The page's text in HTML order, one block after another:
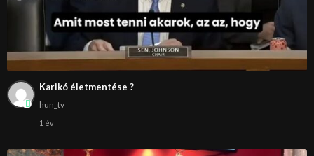
Karikó életmentése ?
hun_tv
1 év